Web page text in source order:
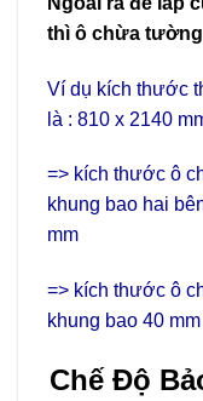
thì ô chừa
Ví dụ kích thước
là : 810 x 2140
=> kích thước ô
khung bao hai
mm
=> kích thước ô
khung bao 40
Chế Độ